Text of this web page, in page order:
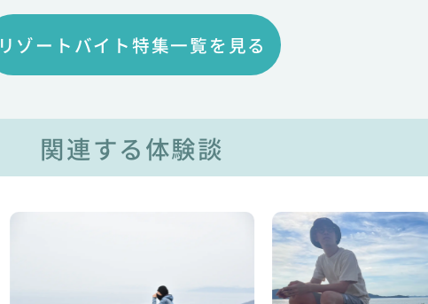
リゾートバイト特集一覧を見る
関連する体験談